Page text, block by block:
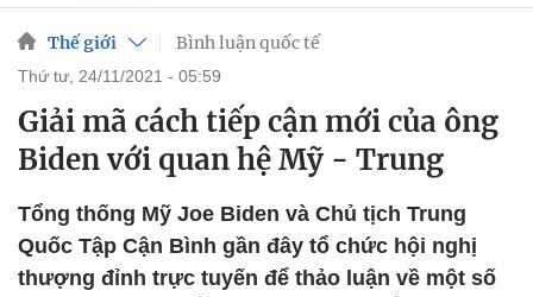
Thế giới Bình luận quốc tế
thứ tư, 24/11/2021 - 05:59
Giải mã cách tiếp cận mới của ông
Biden với quan hệ Mỹ - Trung
Tổng thống Mỹ Joe Biden và Chủ tịch Trung
Quốc Tập Cận Bình gần đây tổ chức hội nghị
thượng đỉnh trực tuyến để thảo luận về một số